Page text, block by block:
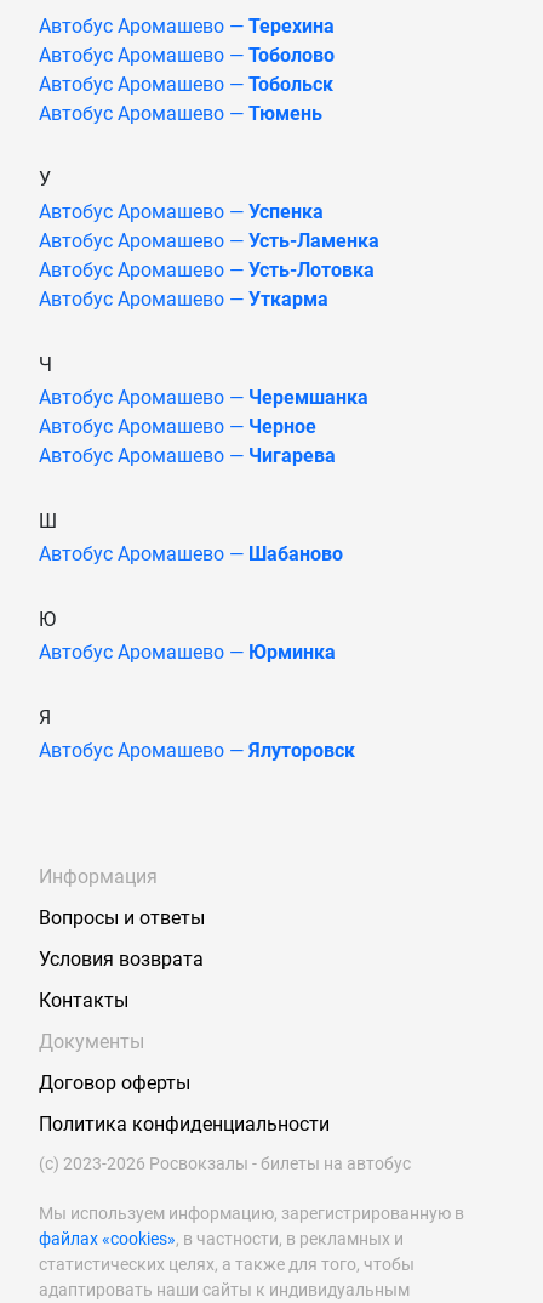
Автобус Аромашево — Терехина
Автобус Аромашево — Тоболово
Автобус Аромашево — Тобольск
Автобус Аромашево — Тюмень
У
Автобус Аромашево — Успенка
Автобус Аромашево — Усть-Ламенка
Автобус Аромашево — Усть-Лотовка
Автобус Аромашево — Уткарма
Ч
Автобус Аромашево — Черемшанка
Автобус Аромашево — Черное
Автобус Аромашево — Чигарева
Ш
Автобус Аромашево — Шабаново
Ю
Автобус Аромашево — Юрминка
Я
Автобус Аромашево — Ялуторовск
Информация
Вопросы и ответы
Условия возврата
Контакты
Документы
Договор оферты
Политика конфиденциальности
(с) 2023-2026 Росвокзалы - билеты на автобус
Мы используем информацию, зарегистрированную в
файлах «cookies», в частности, в рекламных и
статистических целях, а также для того, чтобы
адаптировать наши сайты к индивидуальным